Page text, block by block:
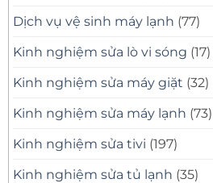
Dịch vụ vệ sinh máy lạnh (77)
Kinh nghiệm sửa lò vi sóng (17)
Kinh nghiệm sửa máy giặt (32)
Kinh nghiệm sửa máy lạnh (73)
Kinh nghiệm sửa tivi (197)
Kinh nghiệm sửa tủ lạnh (35)